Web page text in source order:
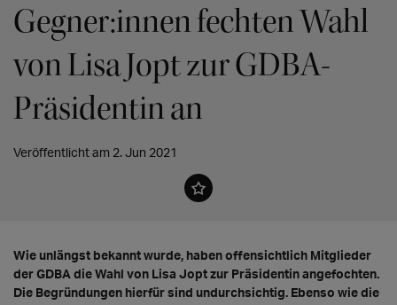
Gegner:innen fechten Wahl
von Lisa Jopt zur GDBA-
Präsidentin an
Veröffentlicht am 2. Jun 2021
Wie unlängst bekannt wurde, haben offensichtlich Mitglieder
der GDBA die Wahl von Lisa Jopt zur Präsidentin angefochten.
Die Begründungen hierfür sind undurchsichtig. Ebenso wie die